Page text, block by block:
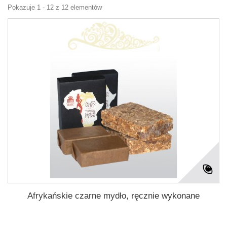
Pokazuje 1 - 12 z 12 elementów
Afrykańskie czarne mydło, ręcznie wykonane